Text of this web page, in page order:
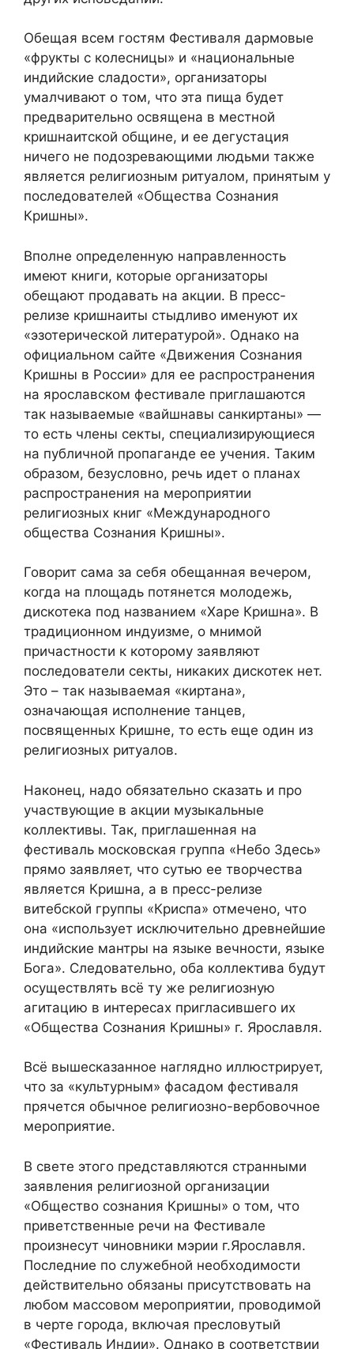
Обещая всем гостям Фестиваля дармовые
«фрукты с колесницы» и «национальные
индийские сладости», организаторы
умалчивают о том, что эта пища будет
предварительно освящена в местной
кришнаитской общине, и ее дегустация
ничего не подозревающими людьми также
является религиозным ритуалом, принятым у
последователей «Общества Сознания
Кришны».
Вполне определенную направленность
имеют книги, которые организаторы
обещают продавать на акции. В пресс-
релизе кришнаиты стыдливо именуют их
«эзотерической литературой». Однако на
официальном сайте «Движения Сознания
Кришны в России» для ее распространения
на ярославском фестивале приглашаются
так называемые «вайшнавы санкиртаны» —
то есть члены секты, специализирующиеся
на публичной пропаганде ее учения. Таким
образом, безусловно, речь идет о планах
распространения на мероприятии
религиозных книг «Международного
общества Сознания Кришны».
Говорит сама за себя обещанная вечером,
когда на площадь потянется молодежь,
дискотека под названием «Харе Кришна». В
традиционном индуизме, о мнимой
причастности к которому заявляют
последователи секты, никаких дискотек нет.
Это – так называемая «киртана»,
означающая исполнение танцев,
посвященных Кришне, то есть еще один из
религиозных ритуалов.
Наконец, надо обязательно сказать и про
участвующие в акции музыкальные
коллективы. Так, приглашенная на
фестиваль московская группа «Небо Здесь»
прямо заявляет, что сутью ее творчества
является Кришна, а в пресс-релизе
витебской группы «Криспа» отмечено, что
она «использует исключительно древнейшие
индийские мантры на языке вечности, языке
Бога». Следовательно, оба коллектива будут
осуществлять всё ту же религиозную
агитацию в интересах пригласившего их
«Общества Сознания Кришны» г. Ярославля.
Всё вышесказанное наглядно иллюстрирует,
что за «культурным» фасадом фестиваля
прячется обычное религиозно-вербовочное
мероприятие.
В свете этого представляются странными
заявления религиозной организации
«Общество сознания Кришны» о том, что
приветственные речи на Фестивале
произнесут чиновники мэрии г.Ярославля.
Последние по служебной необходимости
действительно обязаны присутствовать на
любом массовом мероприятии, проводимой
в черте города, включая пресловутый
«Фестиваль Индии». Однако в соответствии